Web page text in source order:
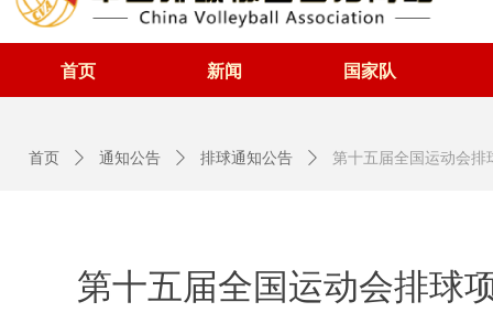
首页 新闻 国家队
第十五届全国运动会排球
首页 ꄲ 通知公告 ꄲ 排球通知公告 ꄲ 第十五届全国运动会排